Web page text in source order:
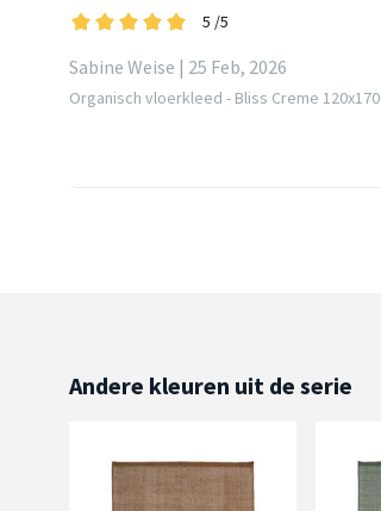
5 /5
Sabine Weise | 25 Feb, 2026
Organisch vloerkleed - Bliss Creme
Andere kleuren uit de serie